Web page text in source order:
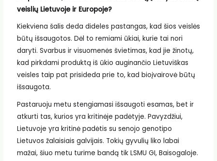
veislių Lietuvoje ir Europoje?
Kiekviena šalis deda dideles pastangas, kad šios veislės
būtų išsaugotos. Dėl to remiami ūkiai, kurie tai nori
daryti. Svarbus ir visuomenės švietimas, kad jie žinotų,
kad pirkdami produktą iš ūkio auginančio Lietuviškas
veisles taip pat prisideda prie to, kad bioįvairovė būtų
išsaugota.
Pastaruoju metu stengiamasi išsaugoti esamas, bet ir
atkurti tas, kurios yra kritinėje padėtyje. Pavyzdžiui,
Lietuvoje yra kritinė padėtis su senojo genotipo
Lietuvos žalaisiais galvijais. Tokių gyvulių liko labai
mažai, šiuo metu turime bandą tik LSMU GI, Baisogaloje.